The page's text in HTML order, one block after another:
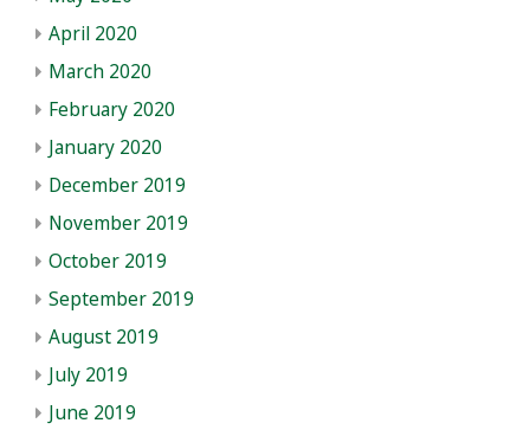
April 2020
March 2020
February 2020
January 2020
December 2019
November 2019
October 2019
September 2019
August 2019
July 2019
June 2019